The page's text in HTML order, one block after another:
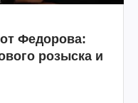
Федорова:
розыска и